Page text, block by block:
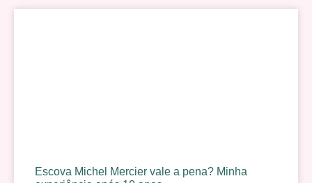
Escova Michel Mercier vale a pena? Minha